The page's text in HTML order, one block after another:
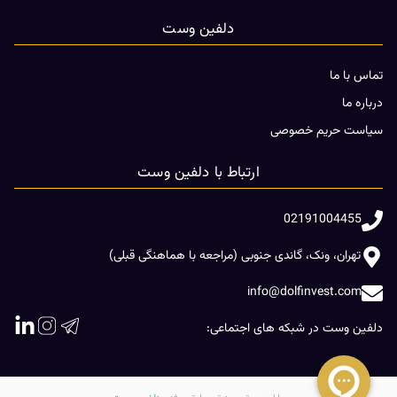
دلفین وست
تماس با ما
درباره ما
سیاست حریم خصوصی
ارتباط با دلفین وست
02191004455
تهران، ونک، گاندی جنوبی (مراجعه با هماهنگی قبلی)
info@dolfinvest.com
دلفین وست در شبکه های اجتماعی: